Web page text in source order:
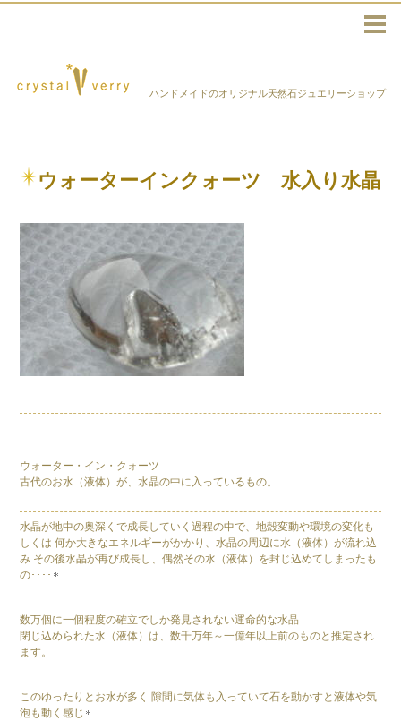
ハンドメイドのオリジナル天然石ジュエリーショップ
ウォーターインクォーツ 水入り水晶
ウォーター・イン・クォーツ
古代のお水（液体）が、水晶の中に入っているもの。
水晶が地中の奥深くで成長していく過程の中で、地殻変動や環境の変化も
しくは 何か大きなエネルギーがかかり、水晶の周辺に水（液体）が流れ込
み その後水晶が再び成長し、偶然その水（液体）を封じ込めてしまったも
の････
数万個に一個程度の確立でしか発見されない運命的な水晶
閉じ込められた水（液体）は、数千万年～一億年以上前のものと推定され
ます。
このゆったりとお水が多く 隙間に気体も入っていて石を動かすと液体や気
泡も動く感じ